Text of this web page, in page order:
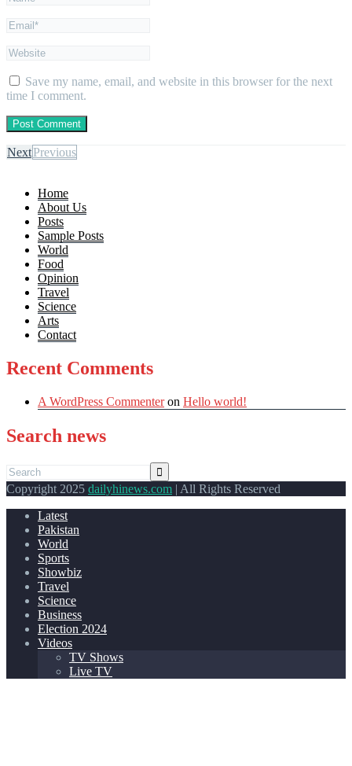
Save my name, email, and website in this browser for the next
time I comment.
NextPrevious
Home
About Us
Posts
Sample Posts
World
Food
Opinion
Travel
Science
Arts
Contact
Recent Comments
A WordPress Commenteron Hello world!
Search news
Copyright 2025 dailyhinews.com | All Rights Reserved
Latest
Pakistan
World
Sports
Showbiz
Travel
Science
Business
Election 2024
Videos
TV Shows
Live TV